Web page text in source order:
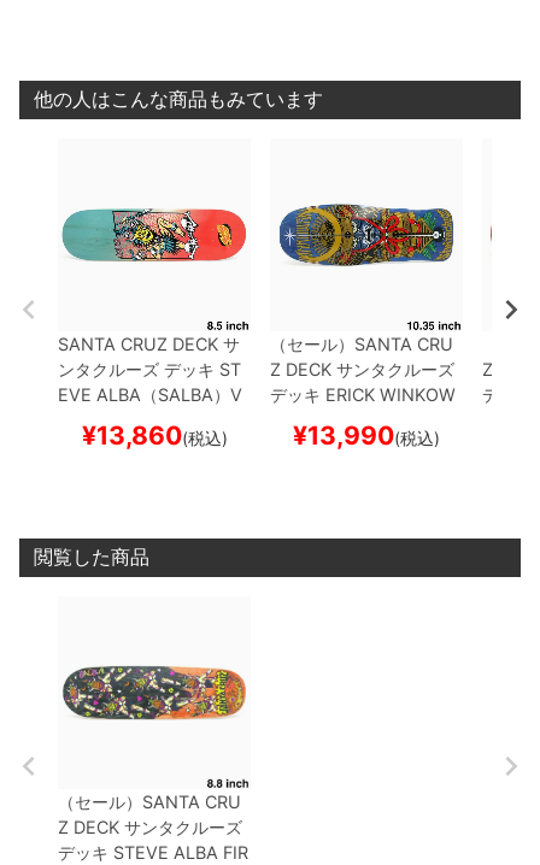
他の人はこんな商品もみています
SANTA CRUZ DECK サ
ンタクルーズ デッキ ST
EVE ALBA（SALBA） V
ケートボード スケボー
¥13,860(税込)
（セール） SANTA CRU
Z DECK サンタクルーズ
デッキ ERICK WINKOW
ケートボード スケボー
¥13,990(税込)
Z
デッキ
閲覧した商品
（セール） SANTA CRU
Z DECK サンタクルーズ
デッキ STEVE ALBA FIR